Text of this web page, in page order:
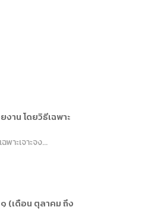
าน โดยวิธีเฉพาะ
าะเจาะจง...
(เดือน ตุลาคม ถึง